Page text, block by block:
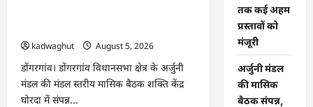
लेकर
BEML
प्लांट
तक
कई
अहम
kadwaghut
August 5, 2026
डोंगरगांव। डोंगरगांव विधानसभा क्षेत्र के अर्जुनी
मंडल की मंडल स्तरीय मासिक बैठक शक्ति केंद्र
घोरदा में संपन्न...
तक कई अहम
प्रस्तावों को
मंजूरी
अर्जुनी मंडल
की मासिक
बैठक संपन्न,